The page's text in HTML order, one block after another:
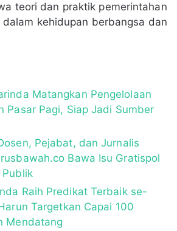
teori dan praktik pemerintahan
kehidupan berbangsa dan
Matangkan Pengelolaan
Pasar Pagi, Siap Jadi Sumber
Pejabat, dan Jurnalis
Bawa Isu Gratispol
Publik
Raih Predikat Terbaik se-
Targetkan Capai 100
Mendatang